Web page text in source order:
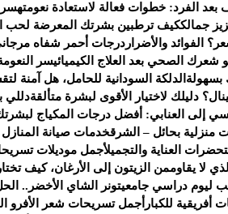
بعد الفرد: خطوات فعالة لاستعادة نعومتهسر
جمالككيف ترطبين بشرتك المعرضة لحب
الفوائد والأضرار درجات أحمر شفاه
شعرك الصحي بعد العلاج الكيميائيسر
بسهولة الدلكة السودانية للحامل، هل آمنة
دليلك لاختيار الأقوى لبشرة متألقةدللي
إلى العنابي: أفضل درجات المكياج لبشرتك
بحائل – الشرقخدمات صيانة
العناية والتجميلأجمل موديلات
لا يقاوممن الزيتون إلى الأرغان، كيف
ليوم دراسي جامعيتونر الشاي الأخضر..
أفريقية للكبار أجمل تسريحات شعر الأفرو